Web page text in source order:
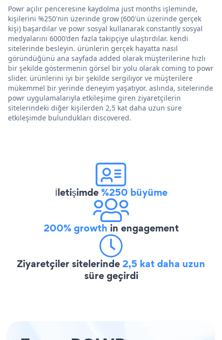
Powr açılır penceresine kaydolma just months işleminde,
kişilerini %250'nin üzerinde grow (600'ün üzerinde gerçek
kişi) başardılar ve powr sosyal kullanarak constantly sosyal
medyalarını 6000'den fazla takipçiye ulaştırdılar. kendi
sitelerinde besleyin. ürünlerin gerçek hayatta nasıl
göründüğünü ana sayfada added olarak müşterilerine hızlı
bir şekilde göstermenin görsel bir yolu olarak coming to powr
slider. ürünlerini iyi bir şekilde sergiliyor ve müşterilere
mükemmel bir yerinde deneyim yaşatıyor. aslında, sitelerinde
powr uygulamalarıyla etkileşime giren ziyaretçilerin
sitelerindeki diğer kişilerden 2,5 kat daha uzun süre
etkileşimde bulundukları discovered.
İletişimde%250 büyüme
200% growth in engagement
Ziyaretçiler sitelerinde2,5 kat daha uzun
süre geçirdi